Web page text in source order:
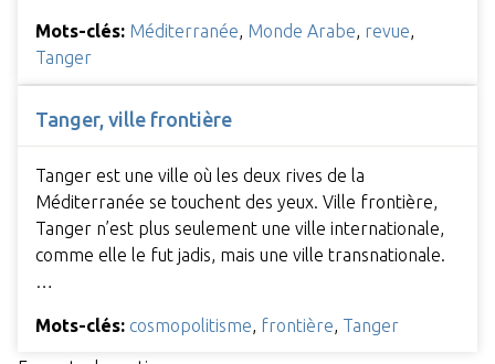
Mots-clés: Méditerranée Monde Arabe revue
Tanger
Tanger, ville frontière
Tanger est une ville où les deux rives de la
Méditerranée se touchent des yeux. Ville frontière,
Tanger n’est plus seulement une ville internationale,
comme elle le fut jadis, mais une ville transnationale.
…
Mots-clés: cosmopolitisme, frontière, Tanger